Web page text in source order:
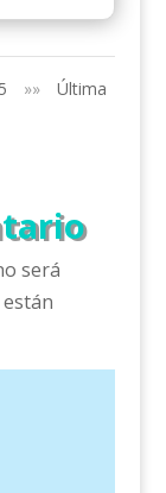
»» Última
será